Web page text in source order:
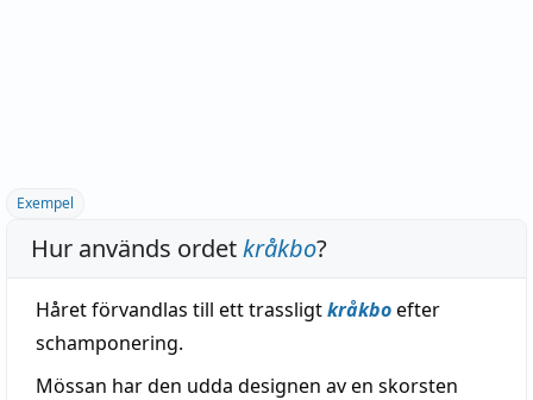
Exempel
Hur används ordetkråkbo?
Håret förvandlas till ett trassligtkråkboefter
schamponering.
Mössan har den udda designen av en skorsten